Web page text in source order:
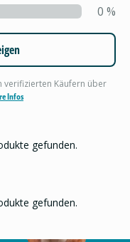
0 %
verifizierten Käufern über
Infos
gefunden.
gefunden.